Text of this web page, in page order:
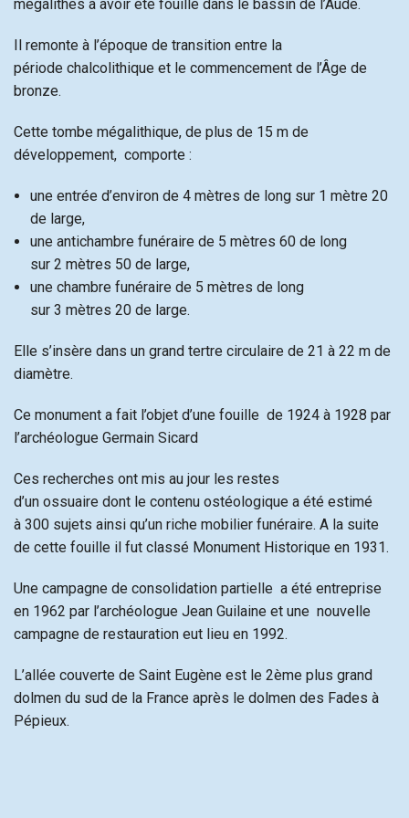
mégalithes à avoir été fouillé dans le bassin de l’Aude.
Il remonte à l’époque de transition entre la
période chalcolithique et le commencement de l’Âge de
bronze.
Cette tombe mégalithique, de plus de 15 m de
développement, comporte :
une entrée d’environ de 4 mètres de long sur 1 mètre 20
de large,
une antichambre funéraire de 5 mètres 60 de long
sur 2 mètres 50 de large,
une chambre funéraire de 5 mètres de long
sur 3 mètres 20 de large.
Elle s’insère dans un grand tertre circulaire de 21 à 22 m de
diamètre.
Ce monument a fait l’objet d’une fouille de 1924 à 1928 par
l’archéologue Germain Sicard
Ces recherches ont mis au jour les restes
d’un ossuaire dont le contenu ostéologique a été estimé
à 300 sujets ainsi qu’un riche mobilier funéraire. A la suite
de cette fouille il fut classé Monument Historique en 1931.
Une campagne de consolidation partielle a été entreprise
en 1962 par l’archéologue Jean Guilaine et une nouvelle
campagne de restauration eut lieu en 1992.
L’allée couverte de Saint Eugène est le 2ème plus grand
dolmen du sud de la France après le dolmen des Fades à
Pépieux.